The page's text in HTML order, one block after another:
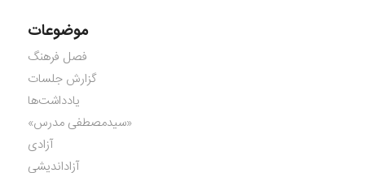
موضوعات
فصل فرهنگ
گزارش جلسات
یادداشت‌ها
«سیدمصطفی مدرس»
آزادی
آزاداندیشی